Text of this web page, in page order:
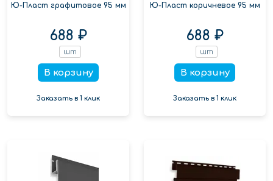
Ю-Пласт графитовое 95 мм
688 ₽
шт
В корзину
Заказать в 1 клик
Ю-Пласт коричневое 95 мм
688 ₽
шт
В корзину
Заказать в 1 клик